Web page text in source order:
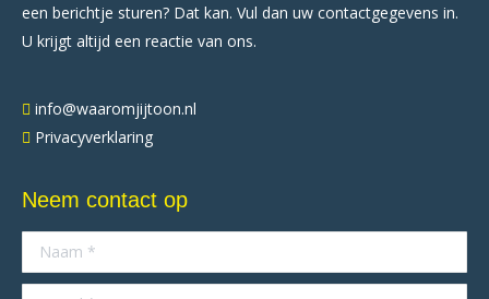
een berichtje sturen? Dat kan. Vul dan uw contactgegevens in.
U krijgt altijd een reactie van ons.
info@waaromjijtoon.nl
Privacyverklaring
Neem contact op
Naam *